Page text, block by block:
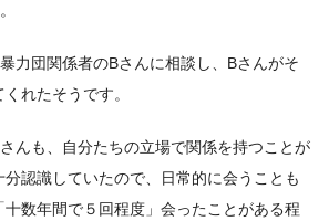
力団関係者のBさんに相談し、Bさんがそ
れたそうです。
んも、自分たちの立場で関係を持つことが
認識していたので、日常的に会うことも
数年間で５回程度」会ったことがある程